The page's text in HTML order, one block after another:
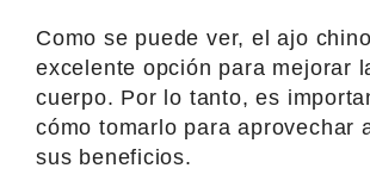
Como se puede ver, el ajo
excelente opción para mejorar
cuerpo. Por lo tanto, es
cómo tomarlo para aprovechar
sus beneficios.